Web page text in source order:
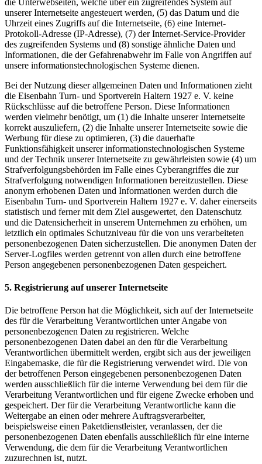
unserer Internetseite angesteuert werden, (5) das Datum und die
Uhrzeit eines Zugriffs auf die Internetseite, (6) eine Internet-
Protokoll-Adresse (IP-Adresse), (7) der Internet-Service-Provider
des zugreifenden Systems und (8) sonstige ähnliche Daten und
Informationen, die der Gefahrenabwehr im Falle von Angriffen auf
unsere informationstechnologischen Systeme dienen.
Bei der Nutzung dieser allgemeinen Daten und Informationen zieht
die Eisenbahn Turn- und Sportverein Haltern 1927 e. V. keine
Rückschlüsse auf die betroffene Person. Diese Informationen
werden vielmehr benötigt, um (1) die Inhalte unserer Internetseite
korrekt auszuliefern, (2) die Inhalte unserer Internetseite sowie die
Werbung für diese zu optimieren, (3) die dauerhafte
Funktionsfähigkeit unserer informationstechnologischen Systeme
und der Technik unserer Internetseite zu gewährleisten sowie (4) um
Strafverfolgungsbehörden im Falle eines Cyberangriffes die zur
Strafverfolgung notwendigen Informationen bereitzustellen. Diese
anonym erhobenen Daten und Informationen werden durch die
Eisenbahn Turn- und Sportverein Haltern 1927 e. V. daher einerseits
statistisch und ferner mit dem Ziel ausgewertet, den Datenschutz
und die Datensicherheit in unserem Unternehmen zu erhöhen, um
letztlich ein optimales Schutzniveau für die von uns verarbeiteten
personenbezogenen Daten sicherzustellen. Die anonymen Daten der
Server-Logfiles werden getrennt von allen durch eine betroffene
Person angegebenen personenbezogenen Daten gespeichert.
5. Registrierung auf unserer Internetseite
Die betroffene Person hat die Möglichkeit, sich auf der Internetseite
des für die Verarbeitung Verantwortlichen unter Angabe von
personenbezogenen Daten zu registrieren. Welche
personenbezogenen Daten dabei an den für die Verarbeitung
Verantwortlichen übermittelt werden, ergibt sich aus der jeweiligen
Eingabemaske, die für die Registrierung verwendet wird. Die von
der betroffenen Person eingegebenen personenbezogenen Daten
werden ausschließlich für die interne Verwendung bei dem für die
Verarbeitung Verantwortlichen und für eigene Zwecke erhoben und
gespeichert. Der für die Verarbeitung Verantwortliche kann die
Weitergabe an einen oder mehrere Auftragsverarbeiter,
beispielsweise einen Paketdienstleister, veranlassen, der die
personenbezogenen Daten ebenfalls ausschließlich für eine interne
Verwendung, die dem für die Verarbeitung Verantwortlichen
zuzurechnen ist, nutzt.